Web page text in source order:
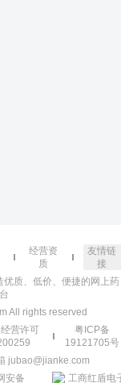
经营资
质
友情链
接
质、低价、便捷的网上药
All rights reserved
营许可
粤ICP备
19121705号
jubao@jianke.com